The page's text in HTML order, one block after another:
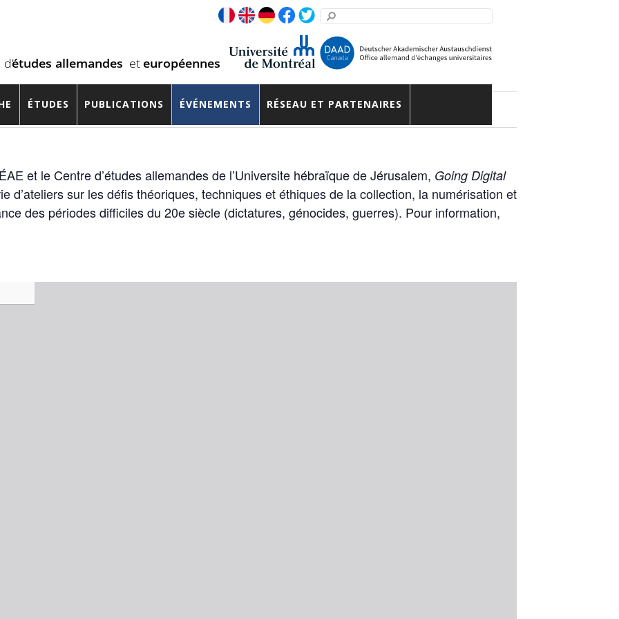
ÉTUDES PUBLICATIONS ÉVÉNEMENTS RÉSEAU ET PARTENAIRES
Difficult Histories »
et le Centre d’études allemandes de l’Universite hébraïque de Jérusalem, Going Digital
d’ateliers sur les défis théoriques, techniques et éthiques de la collection, la numérisation et
des périodes difficiles du 20e siècle (dictatures, génocides, guerres). Pour information,